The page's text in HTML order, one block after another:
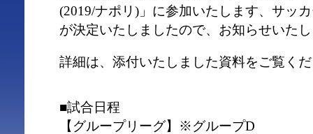
(2019/ナポリ)」に参加いたします、サッ
が決定いたしましたので、お知らせいた
詳細は、添付いたしました資料をご覧く
■試合日程
【グループリーグ】※グループD